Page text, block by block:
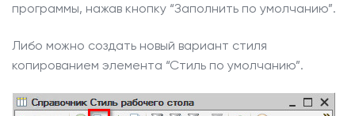
программы, нажав кнопку “Заполнить по умолчанию”.
Либо можно создать новый вариант стиля
копированием элемента “Стиль по умолчанию”.